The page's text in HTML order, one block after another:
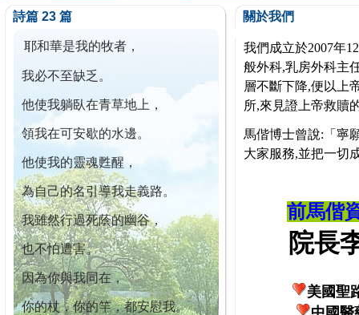
詩篇 23 篇
耶和華是我的牧者，
我必不至缺乏。
他使我躺臥在青草地上，
領我在可安歇的水邊。
他使我的靈魂甦醒，
為自己的名引導我走義路。
我雖然行過死蔭的幽谷，
也不怕遭害。
因為你與我同在，
你的杖，你的竿，都安慰我。
關於我們
我們成立於2007年
般外科,乳房外科主
層不斷下降,便以上
所,來見證上帝救贖
馬偕博士曾說:「寧
大家服務,並把一切
前馬偕
院長李
美國聖